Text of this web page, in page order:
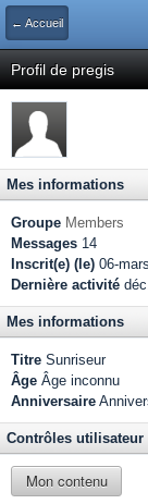
← Accueil
Profil de pregis
Mes informations
Groupe Members
Messages 14
Inscrit(e) (le) 06-
Dernière activité
Mes informations
Titre Sunriseur
Âge Âge inconnu
Anniversaire
Contrôles utilisateur
Mon contenu